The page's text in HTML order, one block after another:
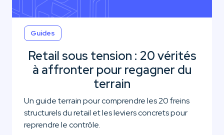
Guides
Retail sous tension : 20 vérités
à affronter pour regagner du
terrain
Un guide terrain pour comprendre les 20 freins
structurels du retail et les leviers concrets pour
reprendre le contrôle.